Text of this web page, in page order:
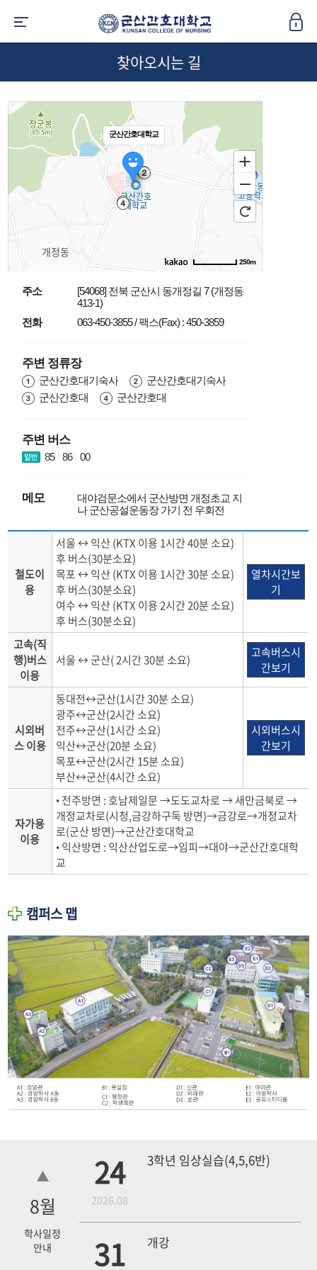
찾아오시는 길
군산간호대학교
250m
주소
[54068] 전북 군산시 동개정길 7 (개정동
413-1)
전화
063-450-3855 / 팩스(Fax) : 450-3859
주변 정류장
군산간호대기숙사
군산간호대기숙사
군산간호대
군산간호대
주변 버스
85 86 00
메모
대야검문소에서 군산방면 개정초교 지
나 군산공설운동장 가기 전 우회전
철도이
용
서울 ↔ 익산 (KTX 이용 1시간 40분 소요)
후 버스(30분소요)
목포 ↔ 익산 (KTX 이용 1시간 30분 소요)
후 버스(30분소요)
여수 ↔ 익산 (KTX 이용 2시간 20분 소요)
후 버스(30분소요)
열차시간보
기
고속(직
행)버스
이용
서울 ↔ 군산( 2시간 30분 소요)
고속버스시
간보기
시외버
스 이용
동대전↔군산(1시간 30분 소요)
광주↔군산(2시간 소요)
전주↔군산(1시간 소요)
익산↔군산(20분 소요)
목포↔군산(2시간 15분 소요)
부산↔군산(4시간 소요)
시외버스시
간보기
자가용
이용
• 전주방면 : 호남제일문 →도도교차로 → 새만금북로 →
개정교차로(시청,금강하구둑 방면)→금강로→개정교차
로(군산 방면)→군산간호대학교
• 익산방면 : 익산산업도로→임피→대야→군산간호대학
교
캠퍼스 맵
8월
학사일정
안내
24
2026.08
3학년 임상실습(4,5,6반)
31 개강